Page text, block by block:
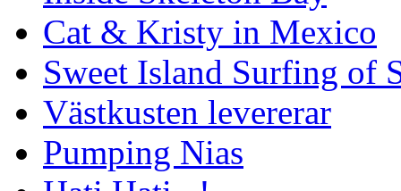
Cat & Kristy in Mexico
Sweet Island Surfing of
Västkusten levererar
Pumping Nias